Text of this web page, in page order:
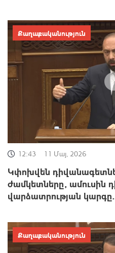
12:43 11 Մայ, 2026
Կփոխվեն
ժամկետները, ամուսին
վարձատրության
Քաղաքականություն
Քաղաքականություն